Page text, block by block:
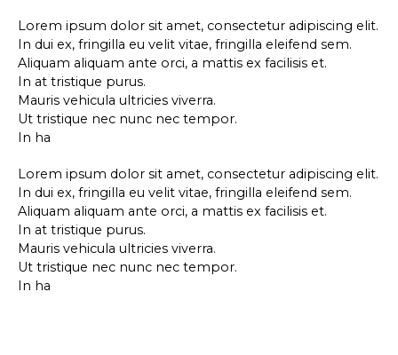
Lorem ipsum dolor sit amet, consectetur adipiscing elit.
In dui ex, fringilla eu velit vitae, fringilla eleifend sem.
Aliquam aliquam ante orci, a mattis ex facilisis et.
In at tristique purus.
Mauris vehicula ultricies viverra.
Ut tristique nec nunc nec tempor.
In ha
Lorem ipsum dolor sit amet, consectetur adipiscing elit.
In dui ex, fringilla eu velit vitae, fringilla eleifend sem.
Aliquam aliquam ante orci, a mattis ex facilisis et.
In at tristique purus.
Mauris vehicula ultricies viverra.
Ut tristique nec nunc nec tempor.
In ha